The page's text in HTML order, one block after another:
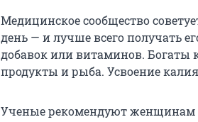
Медицинское сообщество
день — и лучше всего получать
добавок или витаминов. Богаты
продукты и рыба. Усвоение
Ученые рекомендуют женщинам